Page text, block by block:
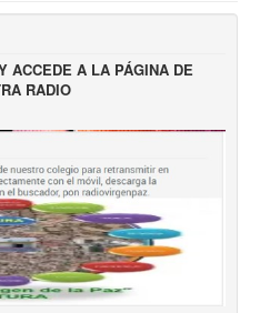
(REA DUA)
ACCEDE A LA PÁGINA DE
RADIO